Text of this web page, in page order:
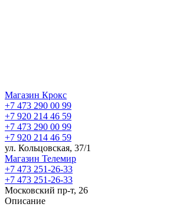
Магазин Крокс
+7 473 290 00 99
+7 920 214 46 59
+7 473 290 00 99
+7 920 214 46 59
ул. Кольцовская, 37/1
Магазин Телемир
+7 473 251-26-33
+7 473 251-26-33
Московский пр-т, 26
Описание